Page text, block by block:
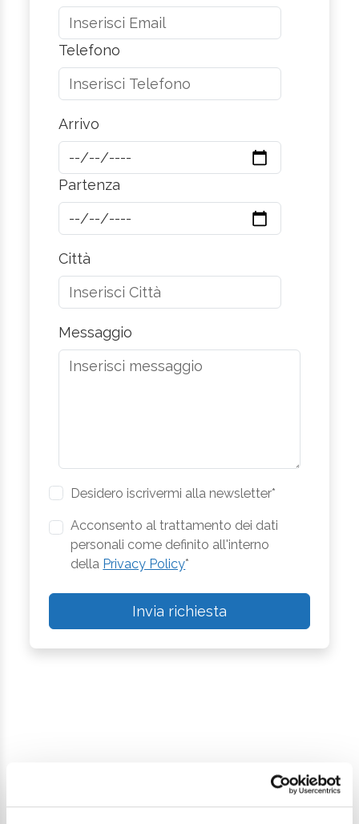
Telefono
Arrivo
Partenza
Città
Messaggio
Desidero iscrivermi alla newsletter*
Acconsento al trattamento dei dati
personali come definito all'interno
della Privacy Policy*
Invia richiesta
Continua a esplorare